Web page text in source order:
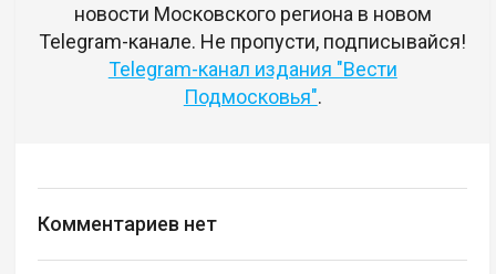
новости Московского региона в новом
Telegram-канале. Не пропусти, подписывайся!
Telegram-канал издания "Вести
Подмосковья".
Комментариев нет